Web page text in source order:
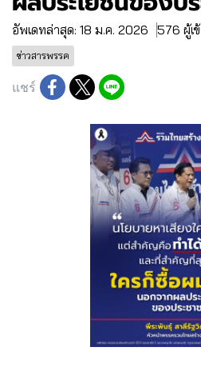
อัพเดทล่าสุด: 18 ม.ค. 2026 576 ผู้เ
ข่าวสารพรรค
แชร์